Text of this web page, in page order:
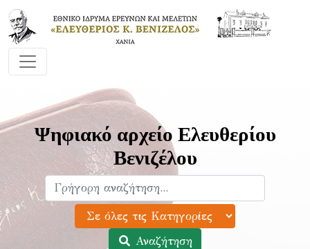
Ψηφιακό αρχείο Ελευθερίου
Βενιζέλου
Αναζήτηση